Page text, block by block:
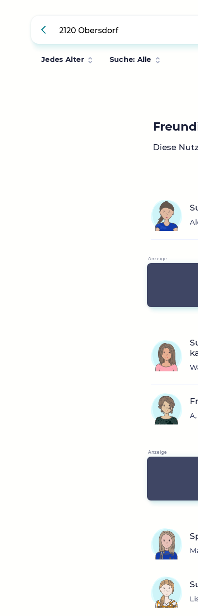
Jedes Alter Suche: Alle
Diese